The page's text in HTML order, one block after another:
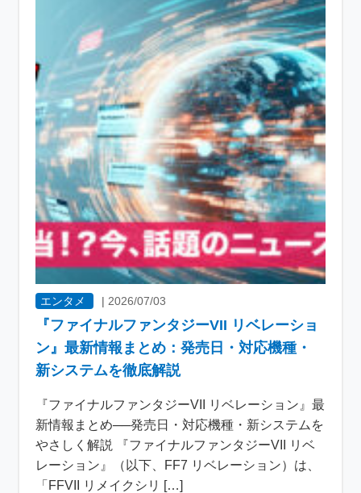
エンタメ | 2026/07/03
『ファイナルファンタジーVII リベレーショ
ン』最新情報まとめ：発売日・対応機種・
新システムを徹底解説
『ファイナルファンタジーVII リベレーション』最
新情報まとめ──発売日・対応機種・新システムを
やさしく解説 『ファイナルファンタジーVII リベ
レーション』（以下、FF7 リベレーション）は、
「FFVII リメイクシリ […]